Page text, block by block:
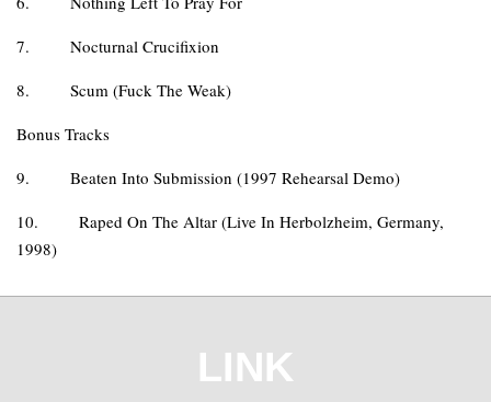
7.
Nocturnal Crucifixion
8.
Scum (Fuck The Weak)
Bonus Tracks
9.
Beaten Into Submission (1997 Rehearsal Demo)
10.
Raped On The Altar (Live In Herbolzheim, Germany,
1998)
LINK